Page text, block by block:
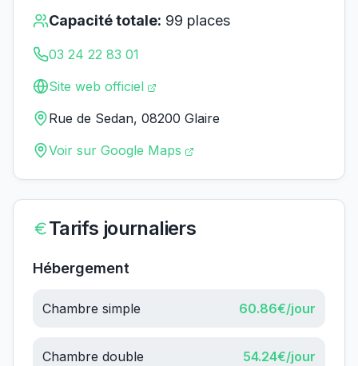
Capacité totale: 99 places
03 24 22 83 01
Site web officiel
Rue de Sedan, 08200 Glaire
Voir sur Google Maps
Tarifs journaliers
Hébergement
Chambre simple 60.86€/jour
Chambre double 54.24€/jour